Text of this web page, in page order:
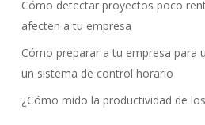
Cómo detectar proyectos poco
afecten a tu empresa
Cómo preparar a tu empresa para
un sistema de control horario
¿Cómo mido la productividad de